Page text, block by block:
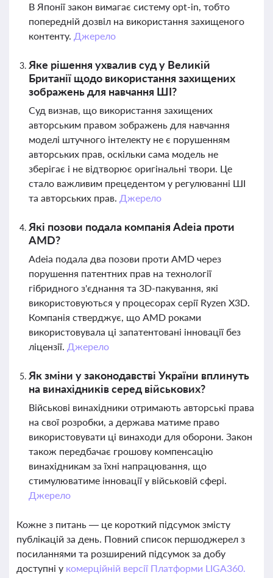
В Японії закон вимагає систему opt-in, тобто
попередній дозвіл на використання захищеного
контенту. Джерело
Яке рішення ухвалив суд у Великій
Британії щодо використання захищених
зображень для навчання ШІ?
Суд визнав, що використання захищених
авторським правом зображень для навчання
моделі штучного інтелекту не є порушенням
авторських прав, оскільки сама модель не
зберігає і не відтворює оригінальні твори. Це
стало важливим прецедентом у регулюванні ШІ
та авторських прав. Джерело
Які позови подала компанія Adeia проти
AMD?
Adeia подала два позови проти AMD через
порушення патентних прав на технології
гібридного з'єднання та 3D-пакування, які
використовуються у процесорах серії Ryzen X3D.
Компанія стверджує, що AMD роками
використовувала ці запатентовані інновації без
ліцензії. Джерело
Як зміни у законодавстві України вплинуть
на винахідників серед військових?
Військові винахідники отримають авторські права
на свої розробки, а держава матиме право
використовувати ці винаходи для оборони. Закон
також передбачає грошову компенсацію
винахідникам за їхні напрацювання, що
стимулюватиме інновації у військовій сфері.
Джерело
Кожне з питань — це короткий підсумок змісту
публікацій за день. Повний список першоджерел з
посиланнями та розширений підсумок за добу
доступні у комерційній версії Платформи LIGA360.